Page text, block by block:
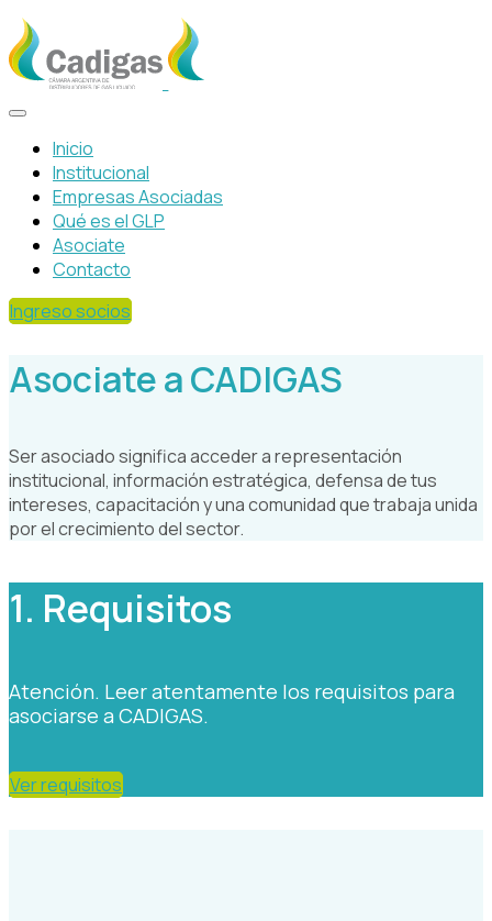
Inicio
Institucional
Empresas Asociadas
Qué es el GLP
Asociate
Contacto
Ingreso socios
Asociate a CADIGAS
Ser asociado significa acceder a representación
institucional, información estratégica, defensa de tus
intereses, capacitación y una comunidad que trabaja unida
por el crecimiento del sector.
1. Requisitos
Atención. Leer atentamente los requisitos para
asociarse a CADIGAS.
Ver requisitos